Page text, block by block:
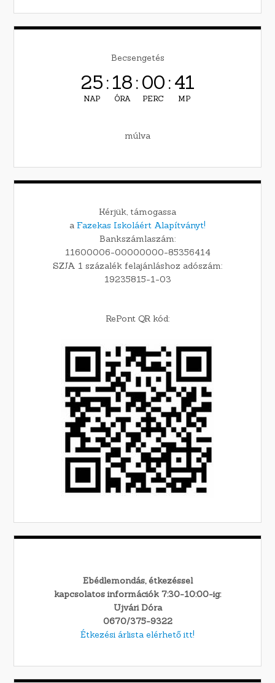
Becsengetés
25
NAP
: 18
ÓRA
: 00
PERC
: 40
MP
múlva
Kérjük, támogassa
a Fazekas Iskoláért Alapítványt!
Bankszámlaszám:
11600006-00000000-85356414
SZJA 1 százalék felajánláshoz adószám:
19235815-1-03
RePont QR kód:
Ebédlemondás, étkezéssel
kapcsolatos információk 7:30-10:00-ig:
Ujvári Dóra
0670/375-9322
Étkezési árlista elérhető itt!